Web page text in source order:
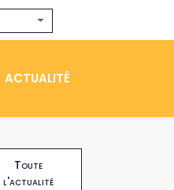
ACTUALITÉ
Toute
l'actualité